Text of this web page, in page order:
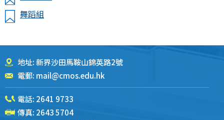
舞蹈組
地址: 新界沙田馬鞍山錦英路2號
電郵: mail@cmos.edu.hk
電話: 2641 9733
傳真: 2643 5704